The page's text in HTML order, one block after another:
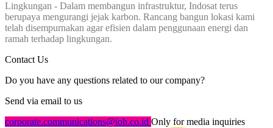
Lingkungan - Dalam membangun infrastruktur, Indosat terus
berupaya mengurangi jejak karbon. Rancang bangun lokasi kami
telah disempurnakan agar efisien dalam penggunaan energi dan
ramah terhadap lingkungan.
Contact Us
Do you have any questions related to our company?
Send via email to us
corporate.communications@ioh.co.id Only for media inquiries